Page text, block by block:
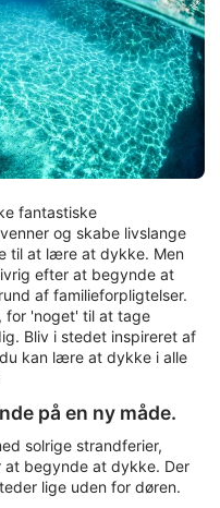
fantastiske
og skabe livslange
til at lære at dykke. Men
efter at begynde at
af familieforpligtelser.
for 'noget' til at tage
Bliv i stedet inspireret af
kan lære at dykke i alle
på en ny måde.
solrige strandferier,
begynde at dykke. Der
lige uden for døren.